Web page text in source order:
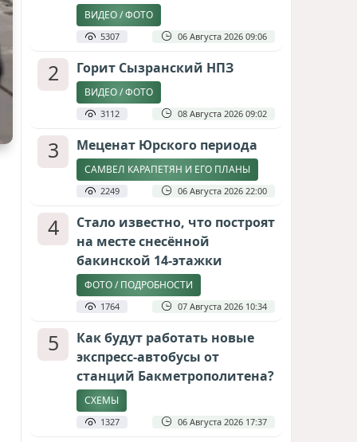
ВИДЕО / ФОТО
5307 06 Августа 2026 09:06
2 Горит Сызранский НПЗ
ВИДЕО / ФОТО
3112 08 Августа 2026 09:02
3 Меценат Юрского периода
САМВЕЛ КАРАПЕТЯН И ЕГО ПЛАНЫ
2249 06 Августа 2026 22:00
4
Стало известно, что построят
на месте снесённой
бакинской 14-этажки
ФОТО / ПОДРОБНОСТИ
1764 07 Августа 2026 10:34
5
Как будут работать новые
экспресс-автобусы от
станций Бакметрополитена?
СХЕМЫ
1327 06 Августа 2026 17:37